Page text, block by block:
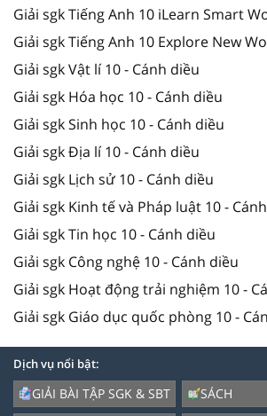
Giải sgk Tiếng Anh 10 iLearn Smart
Giải sgk Tiếng Anh 10 Explore New
Giải sgk Vật lí 10 - Cánh diều
Giải sgk Hóa học 10 - Cánh diều
Giải sgk Sinh học 10 - Cánh diều
Giải sgk Địa lí 10 - Cánh diều
Giải sgk Lịch sử 10 - Cánh diều
Giải sgk Kinh tế và Pháp luật 10 -
Giải sgk Tin học 10 - Cánh diều
Giải sgk Công nghệ 10 - Cánh diều
Giải sgk Hoạt động trải nghiệm 10 -
Giải sgk Giáo dục quốc phòng 10 -
Dịch vụ nổi bật:
GIẢI BÀI TẬP SGK & SBT
SÁCH